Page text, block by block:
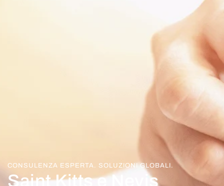
CONSULENZA ESPERTA. SOLUZIONI GLOBALI.
Saint Kitts e Nevis